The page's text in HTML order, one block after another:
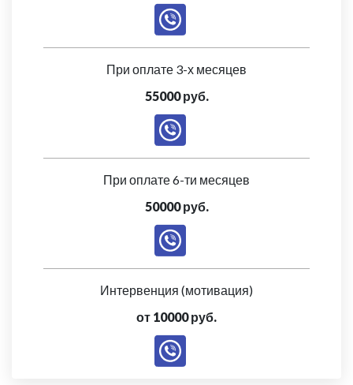
При оплате 3-х месяцев
55000 руб.
При оплате 6-ти месяцев
50000 руб.
Интервенция (мотивация)
от 10000 руб.